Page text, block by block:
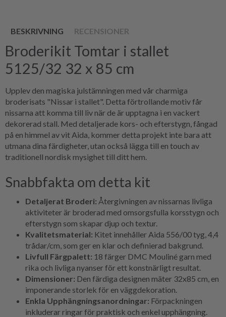
BESKRIVNING RECENSIONER
Broderikit Tomtar i stallet
5125/32 32 x 85 cm
Upplev den magiska julstämningen med vår charmiga
broderisats "Nissar i stallet". Detta förtrollande motiv får
nissarna att komma till liv när de är upptagna i en vackert
dekorerad stall. Med detaljerade kors- och efterstygn, fångad
på en himmel av vit Aida, kommer detta projekt inte bara att
utmana dina färdigheter, utan också lägga till en touch av
traditionell nordisk mysighet till ditt hem.
Snabbfakta om detta kit
Detaljerat Broderi: Återgivningen av nissarnas livliga
aktiviteter är broderad med omsorgsfulla korsstygn och
efterstygn som skapar djup och textur.
Kvalitetsmaterial: Kitet innehåller Aida 556/00 tyg, 4,4
trådar/cm, som ger en klar och definierad bakgrund.
Livfull Färgpalett: 18 färger DMC Mouliné garn med
rika och livliga nyanser för ett konstnärligt resultat.
Dimensioner: Den färdiga designen mäter 32x85 cm, en
imponerande storlek för en väggdekoration.
Enkla Upphängningsanordningar: Förpackningen
inkluderar ringar för praktisk och enkel upphängning.